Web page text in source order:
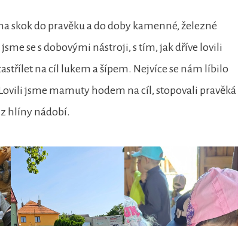
skok do pravěku a do doby kamenné, železné
se s dobovými nástroji, s tím, jak dříve lovili
na cíl lukem a šípem. Nejvíce se nám líbilo
jsme mamuty hodem na cíl, stopovali pravěká
hlíny nádobí.